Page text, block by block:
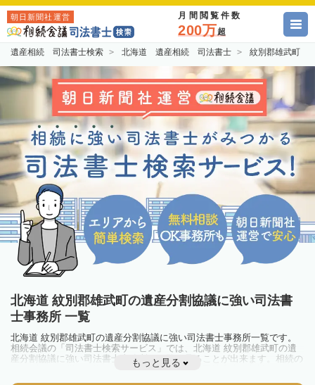
朝日新聞社運営 月間閲覧件数
200万超
遺産相続 司法書士検索 北海道 遺産相続 司法書士 紋別郡雄武町
北海道 紋別郡雄武町の遺産分割協議に強い司法書
士事務所 一覧
北海道 紋別郡雄武町の遺産分割協議に強い司法書士事務所一覧です。
相続会議の「司法書士検索サービス」では、北海道 紋別郡雄武町の遺
産分割協議に強い司法書士事務所を一覧で見ることが出来ます。相続の
トラブルやお悩みを抱えている方は一度近隣の司法書士に相談してみま
もっと見る